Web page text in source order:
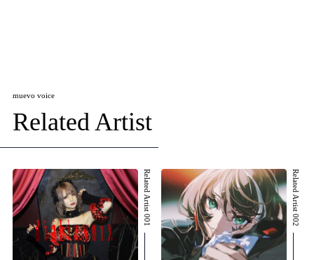
muevo voice
Related Artist
Related Artist 001 Related Artist 002